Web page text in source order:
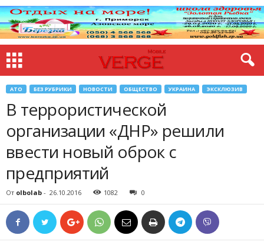
АТО БЕЗ РУБРИКИ НОВОСТИ ОБЩЕСТВО УКРАИНА ЭКСКЛЮЗИВ
В террористической
организации «ДНР» решили
ввести новый оброк с
предприятий
От olbolab - 26.10.2016 1082 0